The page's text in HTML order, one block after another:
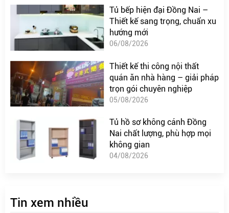
Tủ bếp hiện đại Đồng Nai –
Thiết kế sang trọng, chuẩn xu
hướng mới
06/08/2026
Thiết kế thi công nội thất
quán ăn nhà hàng – giải pháp
trọn gói chuyên nghiệp
05/08/2026
Tủ hồ sơ không cánh Đồng
Nai chất lượng, phù hợp mọi
không gian
04/08/2026
Tin xem nhiều